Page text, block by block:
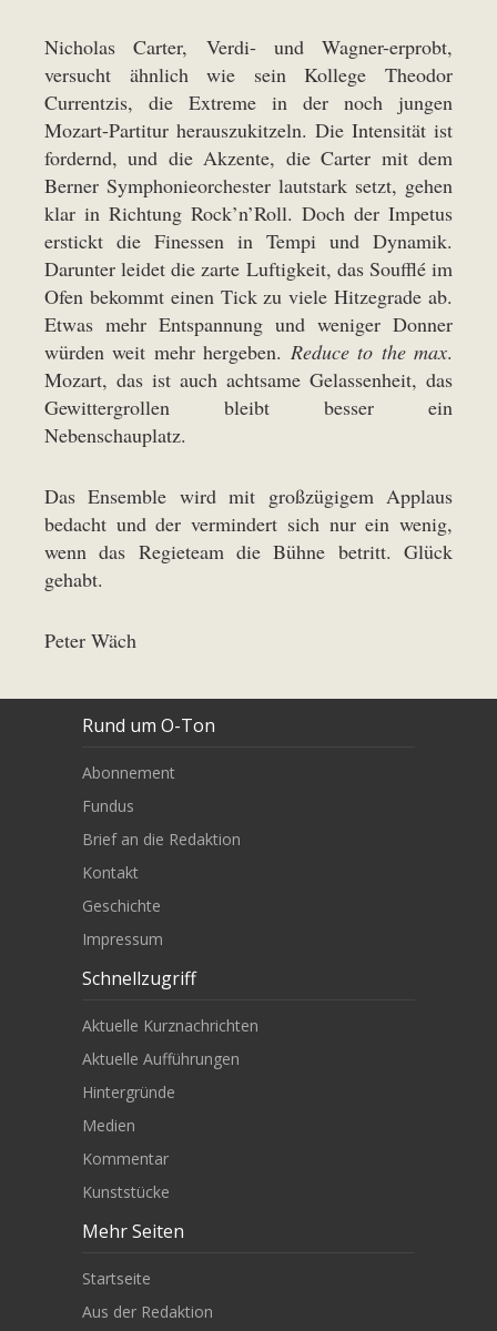
Nicholas Carter, Verdi- und Wagner-erprobt,
versucht ähnlich wie sein Kollege Theodor
Currentzis, die Extreme in der noch jungen
Mozart-Partitur herauszukitzeln. Die Intensität ist
fordernd, und die Akzente, die Carter mit dem
Berner Symphonieorchester lautstark setzt, gehen
klar in Richtung Rock’n’Roll. Doch der Impetus
erstickt die Finessen in Tempi und Dynamik.
Darunter leidet die zarte Luftigkeit, das Soufflé im
Ofen bekommt einen Tick zu viele Hitzegrade ab.
Etwas mehr Entspannung und weniger Donner
würden weit mehr hergeben. Reduce to the max.
Mozart, das ist auch achtsame Gelassenheit, das
Gewittergrollen bleibt besser ein
Nebenschauplatz.
Das Ensemble wird mit großzügigem Applaus
bedacht und der vermindert sich nur ein wenig,
wenn das Regieteam die Bühne betritt. Glück
gehabt.
Peter Wäch
Rund um O-Ton
Abonnement
Fundus
Brief an die Redaktion
Kontakt
Geschichte
Impressum
Schnellzugriff
Aktuelle Kurznachrichten
Aktuelle Aufführungen
Hintergründe
Medien
Kommentar
Kunststücke
Mehr Seiten
Startseite
Aus der Redaktion